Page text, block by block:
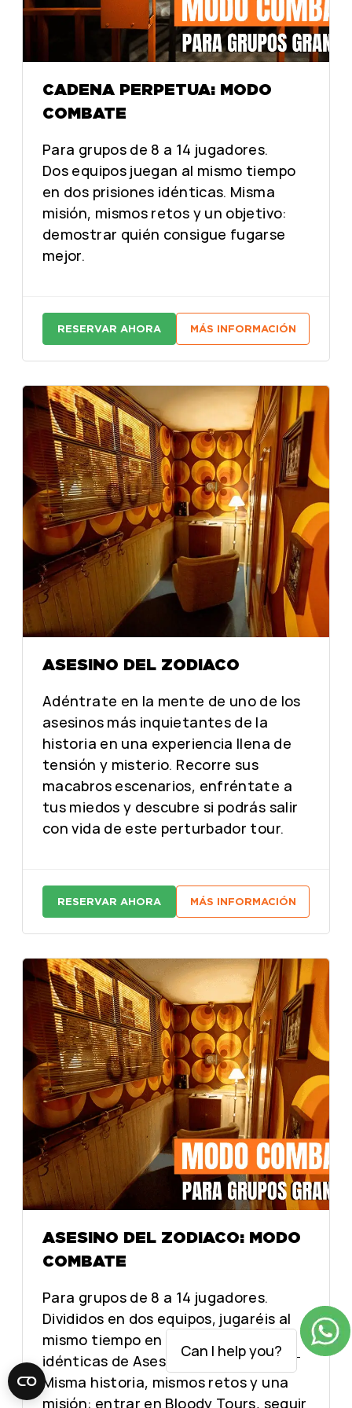
CADENA PERPETUA: MODO
COMBATE
Para grupos de 8 a 14 jugadores.
Dos equipos juegan al mismo tiempo
en dos prisiones idénticas. Misma
misión, mismos retos y un objetivo:
demostrar quién consigue fugarse
mejor.
RESERVAR AHORA
:
C
N
A
P
E
R
P
E
T
U
A
:
M
O
D
O
T
E
MÁS INFORMACIÓN
:
C
N
E
R
P
E
T
U
A
:
M
O
D
O
C
O
M
B
A
T
E
ASESINO DEL ZODIACO
Adéntrate en la mente de uno de los
asesinos más inquietantes de la
historia en una experiencia llena de
tensión y misterio. Recorre sus
macabros escenarios, enfréntate a
tus miedos y descubre si podrás salir
con vida de este perturbador tour.
RESERVAR AHORA
:
A
I
N
O
D
E
L
Z
O
D
I
A
C
O
MÁS INFORMACIÓN
:
A
I
N
O
D
E
L
Z
O
D
I
A
C
O
ASESINO DEL ZODIACO: MODO
COMBATE
Para grupos de 8 a 14 jugadores.
Divididos en dos equipos, jugaréis al
mismo tiempo en nuestras dos salas
idénticas de Asesino del Zodiaco.
Misma historia, mismos retos y una
misión: entrar en Bloody Tours, seguir
Can I help you?